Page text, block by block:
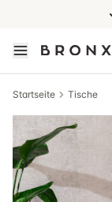
Startseite Tische